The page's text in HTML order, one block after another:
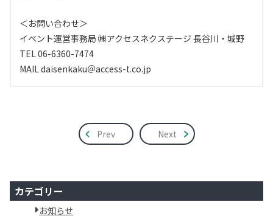
＜お問い合わせ＞
イベント運営事務局 ㈱アクセスネクステージ 長谷川・城野
TEL 06-6360-7474
MAIL daisenkaku＠access-t.co.jp
Prev Next
カテゴリー
お知らせ